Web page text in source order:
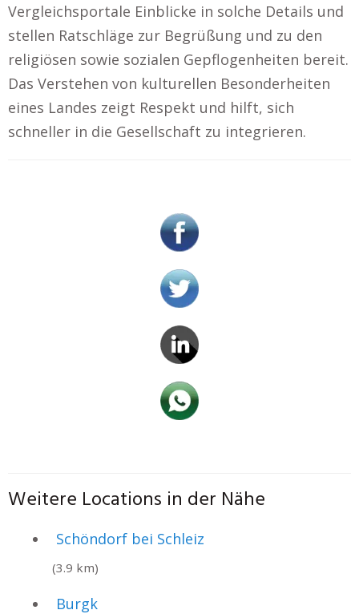
Vergleichsportale Einblicke in solche Details und
stellen Ratschläge zur Begrüßung und zu den
religiösen sowie sozialen Gepflogenheiten bereit.
Das Verstehen von kulturellen Besonderheiten
eines Landes zeigt Respekt und hilft, sich
schneller in die Gesellschaft zu integrieren.
Weitere Locations in der Nähe
Schöndorf bei Schleiz
(3.9 km)
Burgk